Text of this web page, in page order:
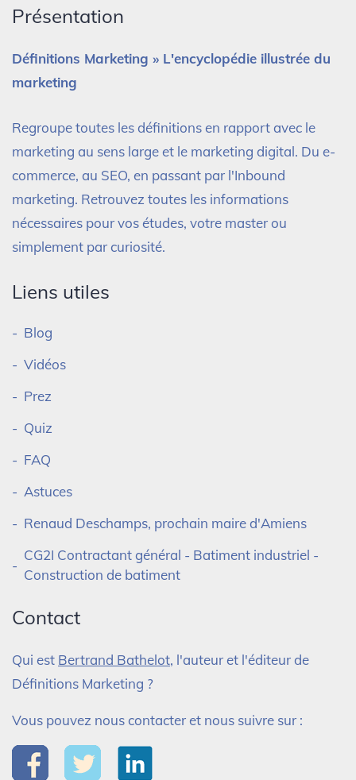
Présentation
Définitions Marketing » L'encyclopédie illustrée du
marketing
Regroupe toutes les définitions en rapport avec le
marketing au sens large et le marketing digital. Du e-
commerce, au SEO, en passant par l'Inbound
marketing. Retrouvez toutes les informations
nécessaires pour vos études, votre master ou
simplement par curiosité.
Liens utiles
Blog
Vidéos
Prez
Quiz
FAQ
Astuces
Renaud Deschamps, prochain maire d'Amiens
CG2I Contractant général - Batiment industriel -
Construction de batiment
Contact
Qui est Bertrand Bathelot, l'auteur et l'éditeur de
Définitions Marketing ?
Vous pouvez nous contacter et nous suivre sur :